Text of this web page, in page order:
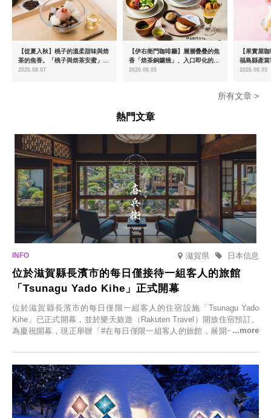
【從夏入秋】桃子的溫柔甜味與焙
茶的焦香。「桃子與焙茶安蜜」將
於8月中旬起限時販售
2026.08.07
【伊右衛門咖啡廳】層層疊疊的焦
香「焙茶銅鑼燒」、入口即化的
「宇治抹茶提拉米蘇」全新登場
2026.08.05
【果實屋
福島縣產
2026.08.03
所有文章 >
熱門文章
滋賀県 日本信息
位於滋賀縣長濱市的每日僅接待一組客人的旅館
「Tsunagu Yado Kihe」正式開幕
位於滋賀縣長濱市的每日僅限一組客人的住宿設施「Tsunagu Yado
Kihe」已正式開幕，並於樂天旅遊（Rakuten Travel）開放住宿預訂。
為慶祝開幕，現正舉辦「#在每日僅限一組客人的旅館，展開一生一次
人的旅館，您才能在此與重要的人共度獨一無二的特別時光。